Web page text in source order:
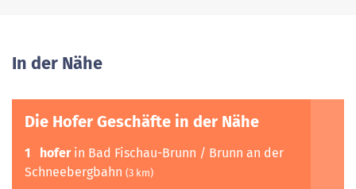
In der Nähe
Die Hofer Geschäfte in der Nähe
1 hoferin Bad Fischau-Brunn / Brunn an der
Schneebergbahn (3 km)